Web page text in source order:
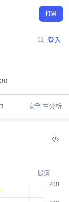
打開
登入
安全性分析